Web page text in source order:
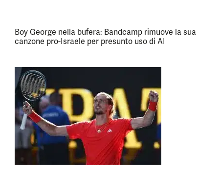
Boy George nella bufera: Bandcamp rimuove la sua
canzone pro-Israele per presunto uso di AI